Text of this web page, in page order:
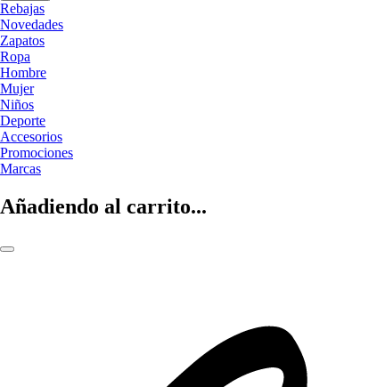
Rebajas
Novedades
Zapatos
Ropa
Hombre
Mujer
Niños
Deporte
Accesorios
Promociones
Marcas
Añadiendo al carrito...